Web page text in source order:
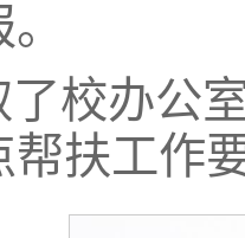
校办公
帮扶工作